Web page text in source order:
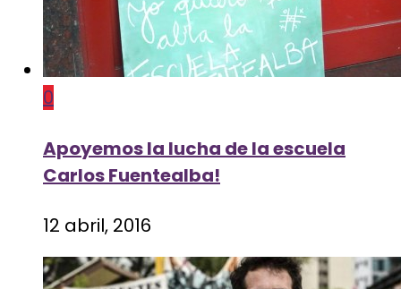
0
Apoyemos la lucha de la escuela
Carlos Fuentealba!
12 abril, 2016